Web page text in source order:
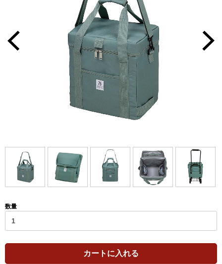
数量
カートに入れる